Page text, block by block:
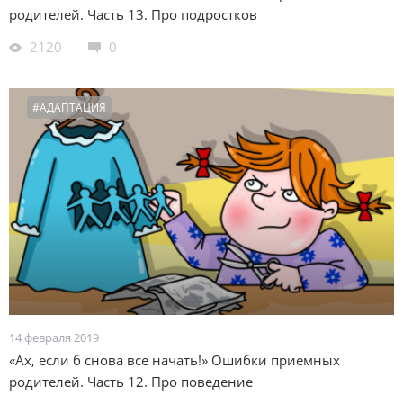
родителей. Часть 13. Про подростков
2120
0
#АДАПТАЦИЯ
14 февраля 2019
«Ах, если б снова все начать!» Ошибки приемных
родителей. Часть 12. Про поведение